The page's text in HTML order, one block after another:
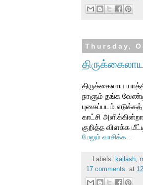
Thursday,
திருக்கைலாய
நாளும் தங்க
புகைப்படம்
காட்சி
குறித்த விளக்க
மேலும் வாசிக்க...
Labels: kailash,
17 comments: at